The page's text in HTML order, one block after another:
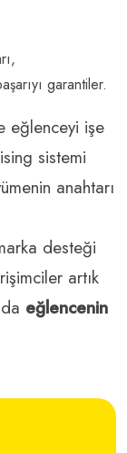
garantiler.
eğlenceyi işe
sistemi
anahtarı
desteği
artık
eğlencenin